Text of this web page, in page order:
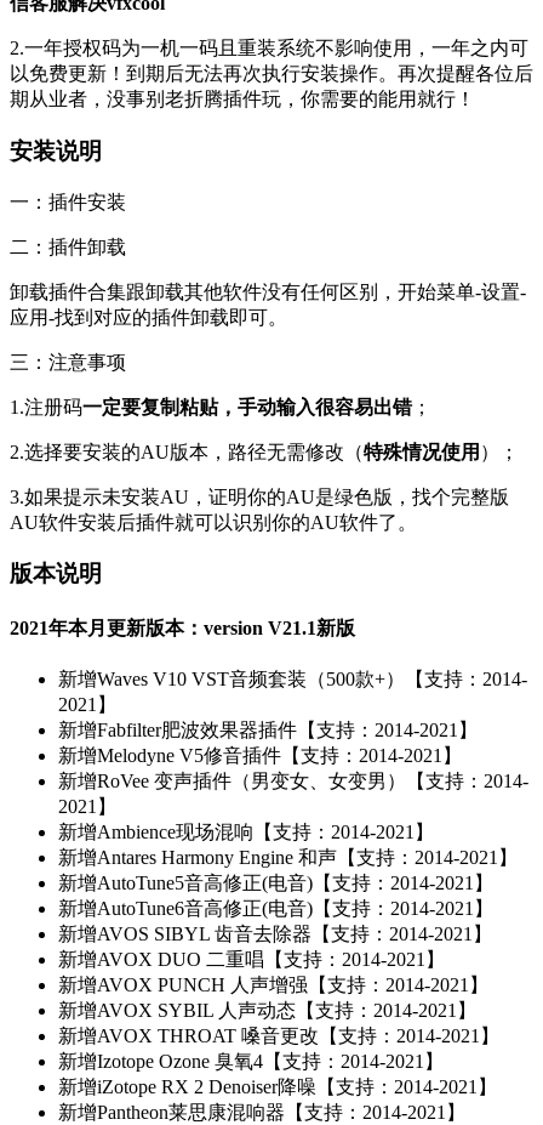
2.一年授权码为一机一码且重装系统不影响使用，一年之内可
以免费更新！到期后无法再次执行安装操作。再次提醒各位后
期从业者，没事别老折腾插件玩，你需要的能用就行！
安装说明
一：插件安装
二：插件卸载
卸载插件合集跟卸载其他软件没有任何区别，开始菜单-设置-
应用-找到对应的插件卸载即可。
三：注意事项
1.注册码一定要复制粘贴，手动输入很容易出错；
2.选择要安装的AU版本，路径无需修改（特殊情况使用 ）；
3.如果提示未安装AU，证明你的AU是绿色版，找个完整版
AU软件安装后插件就可以识别你的AU软件了。
版本说明
2021年本月更新版本：version V21.1新版
新增Waves V10 VST音频套装（500款+）【支持：2014-
2021】
新增Fabfilter肥波效果器插件【支持：2014-2021】
新增Melodyne V5修音插件【支持：2014-2021】
新增RoVee 变声插件（男变女、女变男）【支持：2014-
2021】
新增Ambience现场混响【支持：2014-2021】
新增Antares Harmony Engine 和声【支持：2014-2021】
新增AutoTune5音高修正(电音)【支持：2014-2021】
新增AutoTune6音高修正(电音)【支持：2014-2021】
新增AVOS SIBYL 齿音去除器【支持：2014-2021】
新增AVOX DUO 二重唱【支持：2014-2021】
新增AVOX PUNCH 人声增强【支持：2014-2021】
新增AVOX SYBIL 人声动态【支持：2014-2021】
新增AVOX THROAT 嗓音更改【支持：2014-2021】
新增Izotope Ozone 臭氧4【支持：2014-2021】
新增iZotope RX 2 Denoiser降噪【支持：2014-2021】
新增Pantheon莱思康混响器【支持：2014-2021】